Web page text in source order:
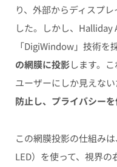
り、外部からディスプ
した。しかし、Halliday
「DigiWindow」技術を
の網膜に投影します。
ユーザーにしか見えない
防止し、プライバシー
この網膜投影の仕組み
LED）を使って、視界